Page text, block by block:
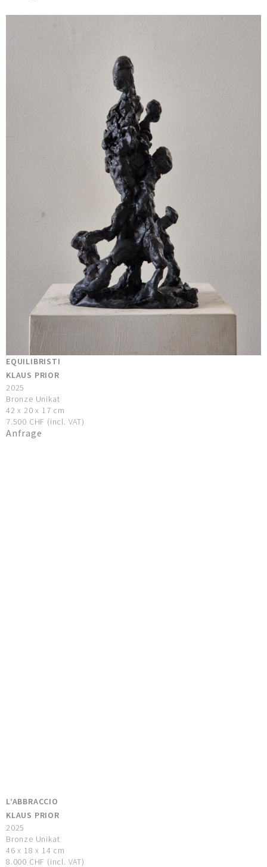
EQUILIBRISTI
KLAUS PRIOR
2025
Bronze Unikat
42 x 20 x 17 cm
7.500 CHF (incl. VAT)
Anfrage
L’ABBRACCIO
KLAUS PRIOR
2025
Bronze Unikat
46 x 18 x 14 cm
8.000 CHF (incl. VAT)